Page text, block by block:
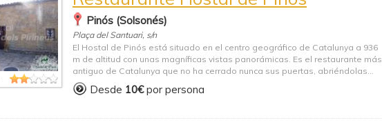
Pinós (Solsonés)
Plaça del Santuari, s/n
El Hostal de Pinós está situado en el centro geográfico de Catalunya a 936
m de altitud con unas magníficas vistas panorámicas. Es el restaurante más
antiguo de Catalunya que no ha cerrado nunca sus puertas, abriéndolas...
Desde 10€por persona